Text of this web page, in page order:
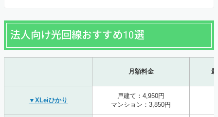
法人向け光回線おすすめ10選
月額料金
▼XLeiひかり
戸建て：4,950円
マンション：3,850円